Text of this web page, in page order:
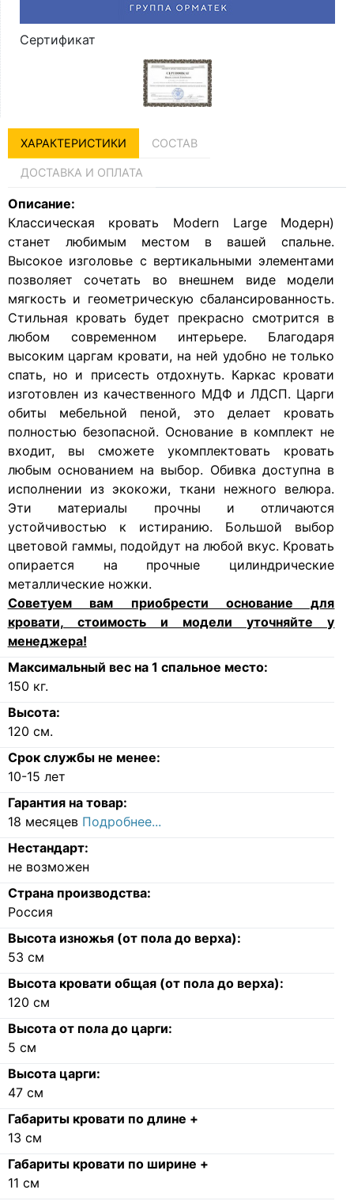
Сертификат
ХАРАКТЕРИСТИКИ СОСТАВ
ДОСТАВКА И ОПЛАТА
Описание:
Классическая кровать Modern Large Модерн)
станет любимым местом в вашей спальне.
Высокое изголовье с вертикальными элементами
позволяет сочетать во внешнем виде модели
мягкость и геометрическую сбалансированность.
Стильная кровать будет прекрасно смотрится в
любом современном интерьере. Благодаря
высоким царгам кровати, на ней удобно не только
спать, но и присесть отдохнуть. Каркас кровати
изготовлен из качественного МДФ и ЛДСП. Царги
обиты мебельной пеной, это делает кровать
полностью безопасной. Основание в комплект не
входит, вы сможете укомплектовать кровать
любым основанием на выбор. Обивка доступна в
исполнении из экокожи, ткани нежного велюра.
Эти материалы прочны и отличаются
устойчивостью к истиранию. Большой выбор
цветовой гаммы, подойдут на любой вкус. Кровать
опирается на прочные цилиндрические
металлические ножки.
Советуем вам приобрести основание для
кровати, стоимость и модели уточняйте у
менеджера!
Максимальный вес на 1 спальное место:
150 кг.
Высота:
120 см.
Срок службы не менее:
10-15 лет
Гарантия на товар:
18 месяцев Подробнее...
Нестандарт:
не возможен
Страна производства:
Россия
Высота изножья (от пола до верха):
53 см
Высота кровати общая (от пола до верха):
120 см
Высота от пола до царги:
5 см
Высота царги:
47 см
Габариты кровати по длине +
13 см
Габариты кровати по ширине +
11 см